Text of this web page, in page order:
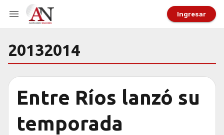
Ingresar
20132014
Entre Ríos lanzó su
temporada